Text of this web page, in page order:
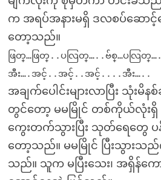
က အရပ်အနားမရှိ ဒလစပ်ဆောင့်
တော့သည်။
ဖြတ္…ဖြတ္..ပလြတ္…..ဗ်စ္…ပလြတ္….
အီး….အင့်..အင့်..အင့်....အီး…..
အချက်ပေါင်းများလာပြီး သုံးမိန
တွင်တော့ မမမြိုင် တစ်ကိုယ်လုံး
ကွေးတက်သွားပြီး သုတ်ရေတွေ ပ
တော့သည်။ မမမြိုင် ပြီးသွာ
သည်။ သူက မပြီးသေး၊ အရှိန်ကေ